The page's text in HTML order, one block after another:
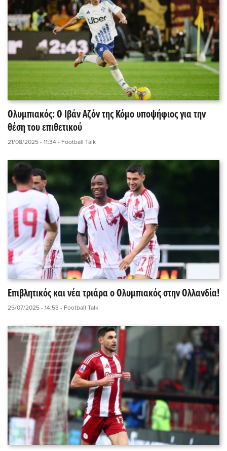
Ολυμπιακός: Ο Ιβάν Αζόν της Κόμο υποψήφιος για την
θέση του επιθετικού
21/08/2025 - 11:34 - Football Talk
Επιβλητικός και νέα τριάρα ο Ολυμπιακός στην Ολλανδία!
25/07/2025 - 14:53 - Football Talk